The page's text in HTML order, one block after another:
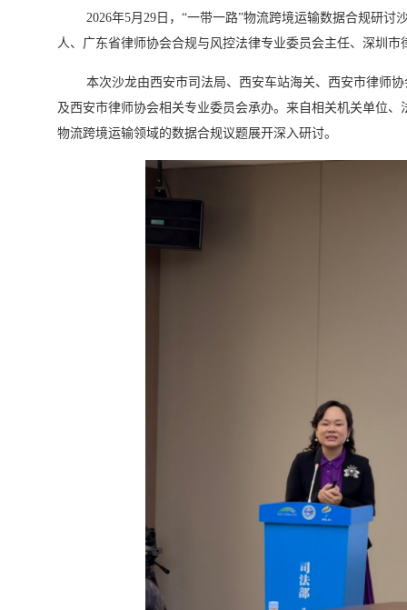
2026年5月29日，“一带一路”物流跨境运输数据合规研
人、广东省律师协会合规与风控法律专业委员会主任、深圳
本次沙龙由西安市司法局、西安车站海关、西安市律师
及西安市律师协会相关专业委员会承办。来自相关机关单位
物流跨境运输领域的数据合规议题展开深入研讨。